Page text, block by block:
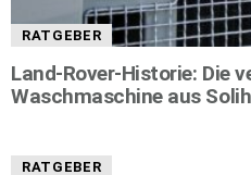
RATGEBER
Land-Rover-Historie: Die
Waschmaschine aus
RATGEBER